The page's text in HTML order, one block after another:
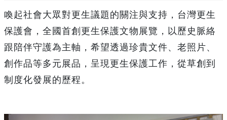
喚起社會大眾對更生議題的關注與支持，台灣更生
保護會，全國首創更生保護文物展覽，以歷史脈絡
跟陪伴守護為主軸，希望透過珍貴文件、老照片、
創作品等多元展品，呈現更生保護工作，從草創到
制度化發展的歷程。